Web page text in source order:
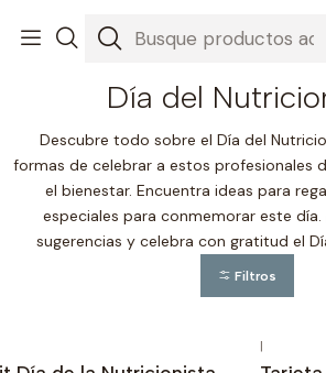
Inicio Nuestros Chocolates Día
Día del
Descubre todo sobre el Día del
formas de celebrar a estos profesionales
el bienestar. Encuentra ideas para
especiales para conmemorar este día.
sugerencias y celebra con gratitud el
Filtros
|